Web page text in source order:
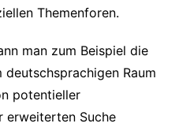
Themenforen.
man zum Beispiel die
Raum
potentieller
erweiterten Suche